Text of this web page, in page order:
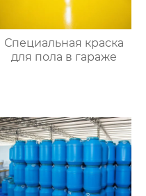
Специальная краска
для пола в гараже